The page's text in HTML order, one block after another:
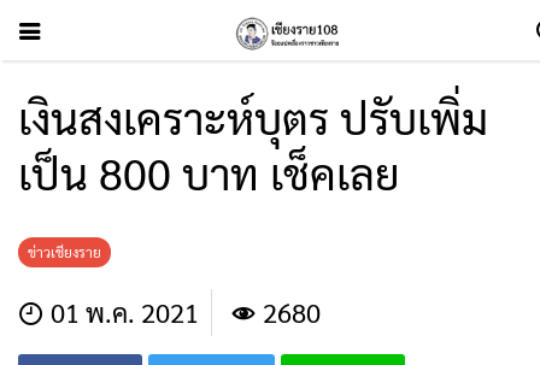
เงินสงเคราะห์บุตร ปรับเพิ่ม
เป็น 800 บาท เช็คเลย
ข่าวเชียงราย
01 พ.ค. 2021 2680